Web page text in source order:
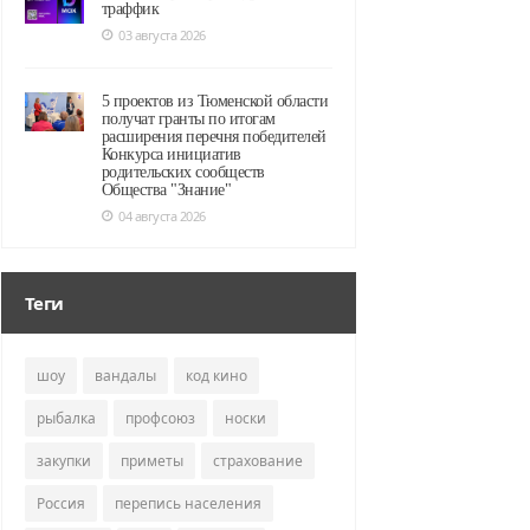
траффик
03 августа 2026
5 проектов из Тюменской области
получат гранты по итогам
расширения перечня победителей
Конкурса инициатив
родительских сообществ
Общества "Знание"
04 августа 2026
Теги
шоу вандалы код кино
рыбалка профсоюз носки
закупки приметы страхование
Россия перепись населения